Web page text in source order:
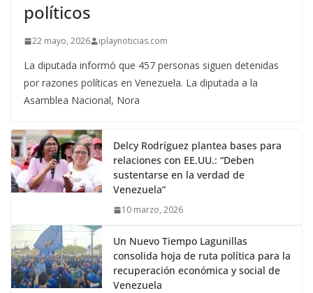
políticos
22 mayo, 2026 iplaynoticias.com
La diputada informó que 457 personas siguen detenidas
por razones políticas en Venezuela. La diputada a la
Asamblea Nacional, Nora
Delcy Rodríguez plantea bases para
relaciones con EE.UU.: “Deben
sustentarse en la verdad de
Venezuela”
10 marzo, 2026
Un Nuevo Tiempo Lagunillas
consolida hoja de ruta política para la
recuperación económica y social de
Venezuela